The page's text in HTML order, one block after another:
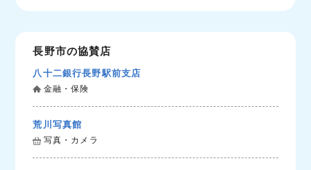
長野市の協賛店
八十二銀行長野駅前支店
金融・保険
荒川写真館
写真・カメラ